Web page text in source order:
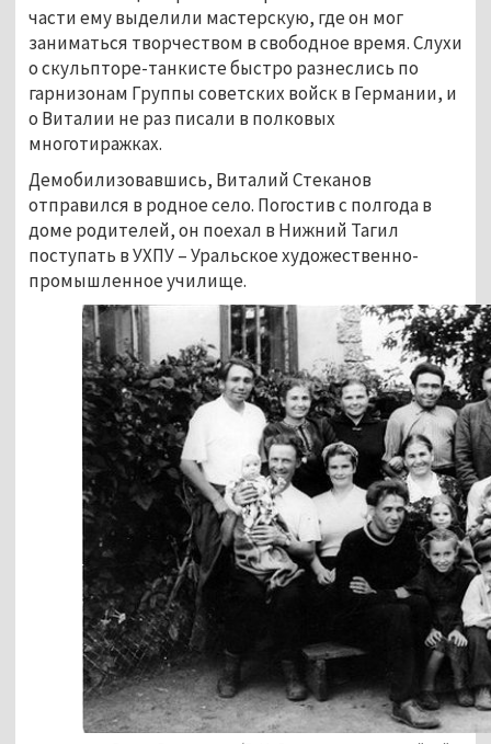
части ему выделили мастерскую, где он мог
заниматься творчеством в свободное время. Слухи
о скульпторе-танкисте быстро разнеслись по
гарнизонам Группы советских войск в Германии, и
о Виталии не раз писали в полковых
многотиражках.
Демобилизовавшись, Виталий Стеканов
отправился в родное село. Погостив с полгода в
доме родителей, он поехал в Нижний Тагил
поступать в УХПУ – Уральское художественно-
промышленное училище.